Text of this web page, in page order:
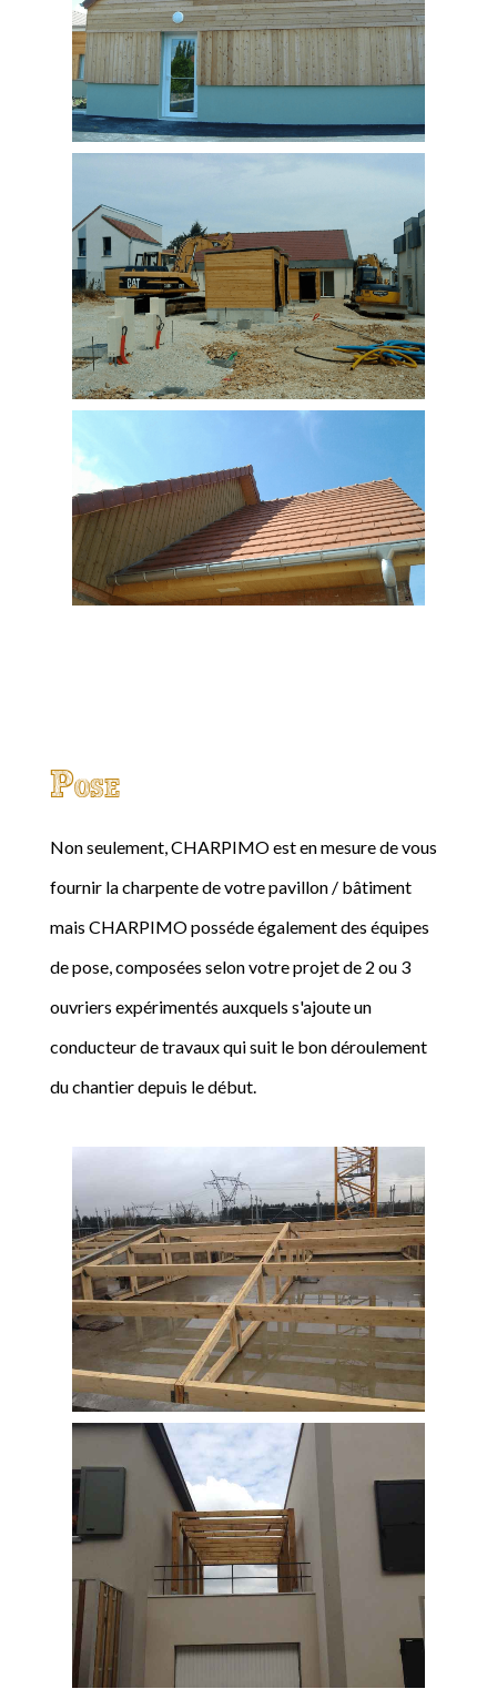
Pose
Non seulement, CHARPIMO est en mesure de vous
fournir la charpente de votre pavillon / bâtiment
mais CHARPIMO posséde également des équipes
de pose, composées selon votre projet de 2 ou 3
ouvriers expérimentés auxquels s'ajoute un
conducteur de travaux qui suit le bon déroulement
du chantier depuis le début.